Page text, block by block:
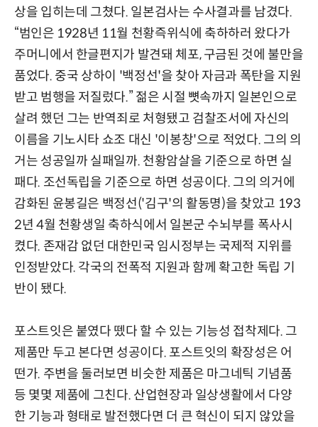
상을 입히는데 그쳤다. 일본검사는 수사결과를 남겼다.
“범인은 1928년 11월 천황즉위식에 축하하러 왔다가
주머니에서 한글편지가 발견돼 체포, 구금된 것에 불만을
품었다. 중국 상하이 '백정선'을 찾아 자금과 폭탄을 지원
받고 범행을 저질렀다.” 젊은 시절 뼛속까지 일본인으로
살려 했던 그는 반역죄로 처형됐고 검찰조서에 자신의
이름을 기노시타 쇼조 대신 '이봉창'으로 적었다. 그의 의
거는 성공일까 실패일까. 천황암살을 기준으로 하면 실
패다. 조선독립을 기준으로 하면 성공이다. 그의 의거에
감화된 윤봉길은 백정선('김구'의 활동명)을 찾았고 193
2년 4월 천황생일 축하식에서 일본군 수뇌부를 폭사시
켰다. 존재감 없던 대한민국 임시정부는 국제적 지위를
인정받았다. 각국의 전폭적 지원과 함께 확고한 독립 기
반이 됐다.
포스트잇은 붙였다 뗐다 할 수 있는 기능성 접착제다. 그
제품만 두고 본다면 성공이다. 포스트잇의 확장성은 어
떤가. 주변을 둘러보면 비슷한 제품은 마그네틱 기념품
등 몇몇 제품에 그친다. 산업현장과 일상생활에서 다양
한 기능과 형태로 발전했다면 더 큰 혁신이 되지 않았을